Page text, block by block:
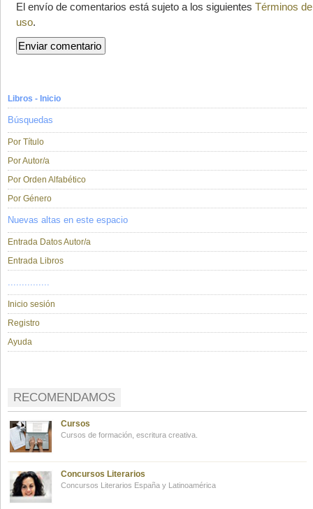
El envío de comentarios está sujeto a los siguientes Términos de
uso.
Libros - Inicio
Búsquedas
Por Título
Por Autor/a
Por Orden Alfabético
Por Género
Nuevas altas en este espacio
Entrada Datos Autor/a
Entrada Libros
...............
Inicio sesión
Registro
Ayuda
RECOMENDAMOS
Cursos
Cursos de formación, escritura creativa.
Concursos Literarios
Concursos Literarios España y Latinoamérica